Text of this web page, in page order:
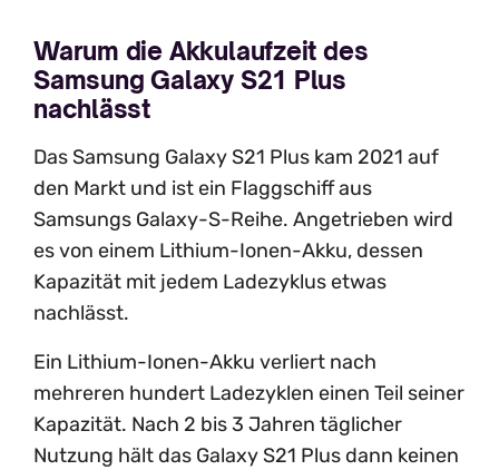
Warum die Akkulaufzeit des
Samsung Galaxy S21 Plus
nachlässt
Das Samsung Galaxy S21 Plus kam 2021 auf
den Markt und ist ein Flaggschiff aus
Samsungs Galaxy-S-Reihe. Angetrieben wird
es von einem Lithium-Ionen-Akku, dessen
Kapazität mit jedem Ladezyklus etwas
nachlässt.
Ein Lithium-Ionen-Akku verliert nach
mehreren hundert Ladezyklen einen Teil seiner
Kapazität. Nach 2 bis 3 Jahren täglicher
Nutzung hält das Galaxy S21 Plus dann keinen